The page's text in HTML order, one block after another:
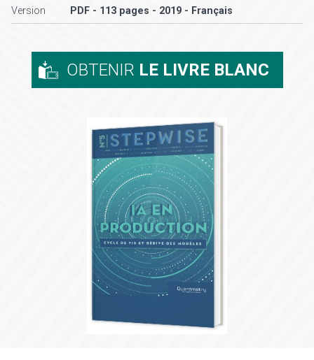
Version PDF - 113 pages - 2019 - Français
OBTENIR LE LIVRE BLANC